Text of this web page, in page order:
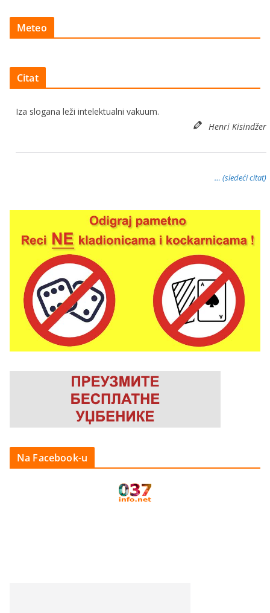
Meteo
Citat
Iza slogana leži intelektualni vakuum.
Henri Kisindžer
… (sledeći citat)
Na Facebook-u